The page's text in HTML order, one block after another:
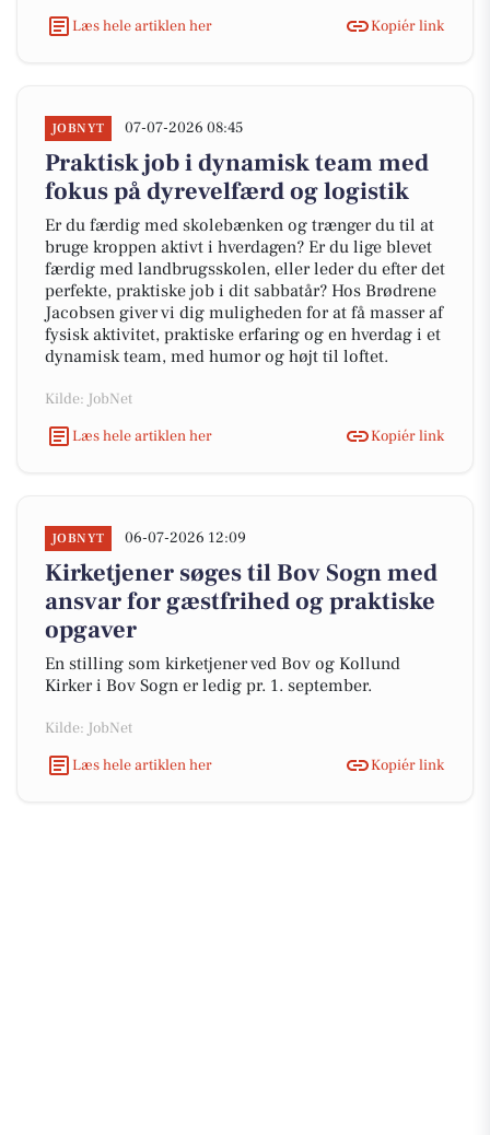
Læs hele artiklen her
Kopiér link
JOBNYT 07-07-2026 08:45
Praktisk job i dynamisk team med
fokus på dyrevelfærd og logistik
Er du færdig med skolebænken og trænger du til at
bruge kroppen aktivt i hverdagen? Er du lige blevet
færdig med landbrugsskolen, eller leder du efter det
perfekte, praktiske job i dit sabbatår? Hos Brødrene
Jacobsen giver vi dig muligheden for at få masser af
fysisk aktivitet, praktiske erfaring og en hverdag i et
dynamisk team, med humor og højt til loftet.
Kilde: JobNet
Læs hele artiklen her
Kopiér link
JOBNYT 06-07-2026 12:09
Kirketjener søges til Bov Sogn med
ansvar for gæstfrihed og praktiske
opgaver
En stilling som kirketjener ved Bov og Kollund
Kirker i Bov Sogn er ledig pr. 1. september.
Kilde: JobNet
Læs hele artiklen her
Kopiér link